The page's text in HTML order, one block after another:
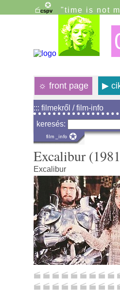
"time is not
☼ front page ▶
::: filmekről / film-info
keresés:
Excalibur
Excalibur